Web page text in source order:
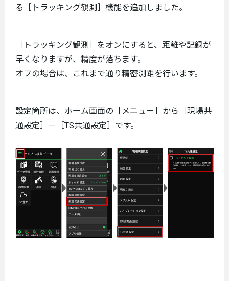
る［トラッキング観測］機能を追加しました。
［トラッキング観測］をオンにすると、距離や記録が
早くなりますが、精度が落ちます。
オフの場合は、これまで通り精密測距を行います。
設定箇所は、ホーム画面の［メニュー］から［現場共
通設定］－［TS共通設定］です。